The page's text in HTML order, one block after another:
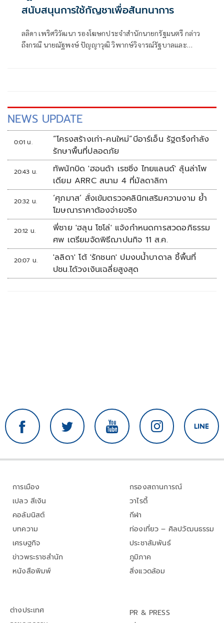
สนับสนุนการใช้กัญชาเพื่อสันทนาการ
ลลิดา เพริศวิวัฒนา รองโฆษกประจำสำนักนายกรัฐมนตรี กล่าว
ถึงกรณี นายณัฐพงษ์ ปัญญาวุฒิ วิพากษ์วิจารณ์รัฐบาลและ
NEWS UPDATE
0:01 น.
“โครงสร้างเก่า-คนใหม่”บีอาร์เอ็น รัฐตรึงกำลัง
รักษาพื้นที่ปลอดภัย
20:43 น.
ทัพนักบิด 'ฮอนด้า เรซซิ่ง ไทยแลนด์' ลุ้นล่าโพ
เดียม ARRC สนาม 4 ที่มัลดาลิกา
20:32 น.
‘ศุภมาส’ สั่งเข้มตรวจคลินิกเสริมความงาม ย้ำ
โฆษณาราคาต้องจ่ายจริง
20:12 น.
พี่ชาย 'ฮลุน โซโล่' แจ้งกำหนดการสวดอภิธรรม
ศพ เตรียมจัดพิธีฌาปนกิจ 11 ส.ค.
20:07 น.
'ลลิดา' โต้ 'รักชนก' ปมงบน้ำบาดาล ชี้พื้นที่
ปชน.ได้วงเงินเฉลี่ยสูงสุด
การเมือง
เปลว สีเงิน
คอลัมนิสต์
บทความ
เศรษฐกิจ
ข่าวพระราชสำนัก
หนังสือพิมพ์
กรองสถานการณ์
วาไรตี้
กีฬา
ท่องเที่ยว – ศิลปวัฒนธรรม
ประชาสัมพันธ์
ภูมิภาค
สิ่งแวดล้อม
ต่างประเทศ
PR & PRESS